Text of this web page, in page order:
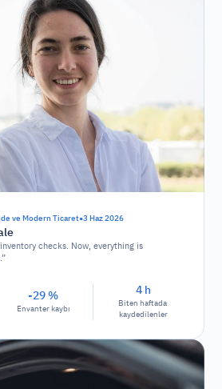
ve Modern Ticaret•3 Haz 2026
checks. Now, everything is
-29 %
Envanter kaybı
4 h
Biten haftada
kaydedilenler